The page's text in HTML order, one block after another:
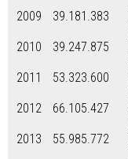
2009
39.181.383
2010
39.247.875
2011
53.323.600
2012
66.105.427
2013
55.985.772